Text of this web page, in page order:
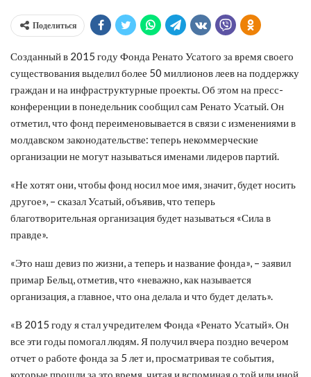
Поделиться
Созданный в 2015 году Фонда Ренато Усатого за время своего
существования выделил более 50 миллионов леев на поддержку
граждан и на инфраструктурные проекты. Об этом на пресс-
конференции в понедельник сообщил сам Ренато Усатый. Он
отметил, что фонд переименовывается в связи с изменениями в
молдавском законодательстве: теперь некоммерческие
организации не могут называться именами лидеров партий.
«Не хотят они, чтобы фонд носил мое имя, значит, будет носить
другое», – сказал Усатый, объявив, что теперь
благотворительная организация будет называться «Сила в
правде».
«Это наш девиз по жизни, а теперь и название фонда», – заявил
примар Бельц, отметив, что «неважно, как называется
организация, а главное, что она делала и что будет делать».
«В 2015 году я стал учредителем Фонда «Ренато Усатый». Он
все эти годы помогал людям. Я получил вчера поздно вечером
отчет о работе фонда за 5 лет и, просматривая те события,
которые прошли за это время, читая и вспоминая о той или иной